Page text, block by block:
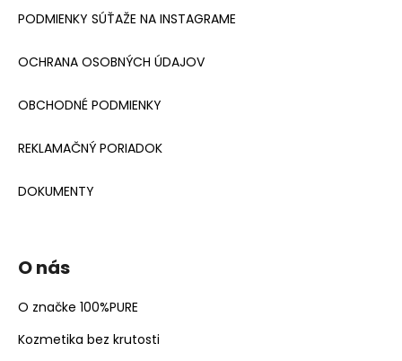
PODMIENKY SÚŤAŽE NA INSTAGRAME
OCHRANA OSOBNÝCH ÚDAJOV
OBCHODNÉ PODMIENKY
REKLAMAČNÝ PORIADOK
DOKUMENTY
O nás
O značke 100%PURE
Kozmetika bez krutosti